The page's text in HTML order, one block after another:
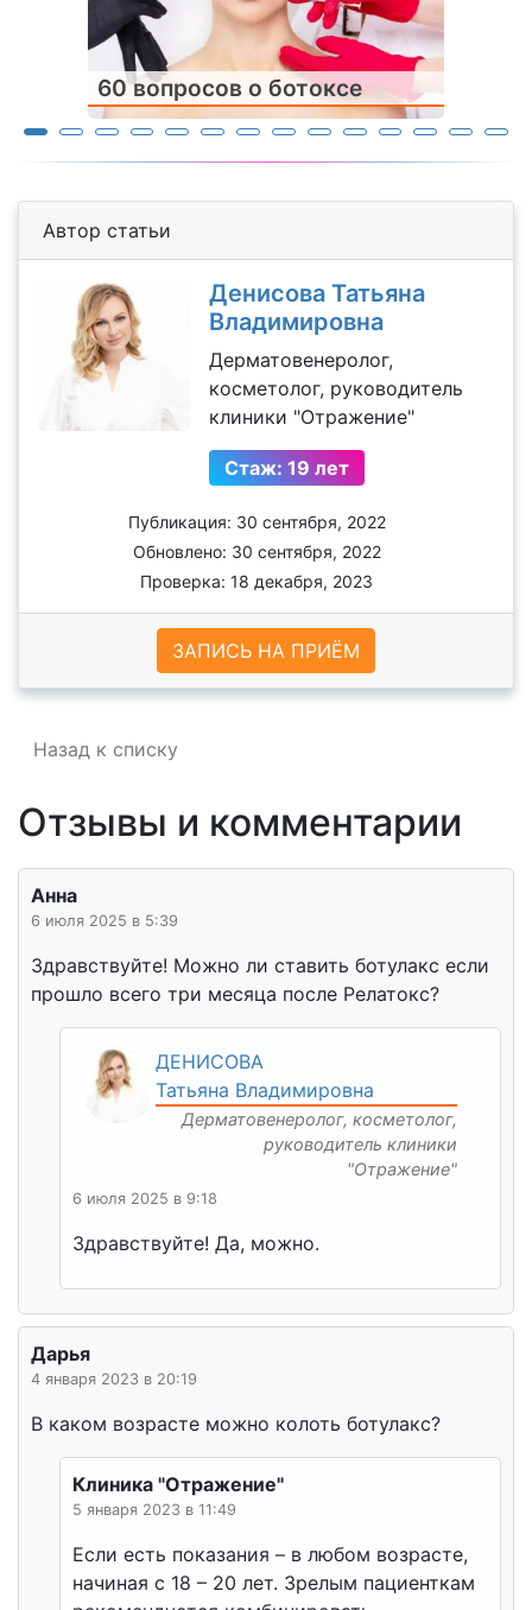
60 вопросов о ботоксе
Автор статьи
Денисова Татьяна
Владимировна
Дерматовенеролог,
косметолог, руководитель
клиники "Отражение"
Стаж: 19 лет
Публикация: 30 сентября, 2022
Обновлено: 30 сентября, 2022
Проверка: 18 декабря, 2023
ЗАПИСЬ НА ПРИЁМ
Назад к списку
Отзывы и комментарии
Анна
6 июля 2025 в 5:39
Здравствуйте! Можно ли ставить ботулакс если
прошло всего три месяца после Релатокс?
ДЕНИСОВА
Татьяна Владимировна
Дерматовенеролог, косметолог,
руководитель клиники
"Отражение"
6 июля 2025 в 9:18
Здравствуйте! Да, можно.
Дарья
4 января 2023 в 20:19
В каком возрасте можно колоть ботулакс?
Клиника "Отражение"
5 января 2023 в 11:49
Если есть показания – в любом возрасте,
начиная с 18 – 20 лет. Зрелым пациенткам